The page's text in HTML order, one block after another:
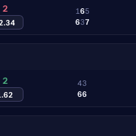
2
1
6
6
3
5
7
2
4
6
3
6